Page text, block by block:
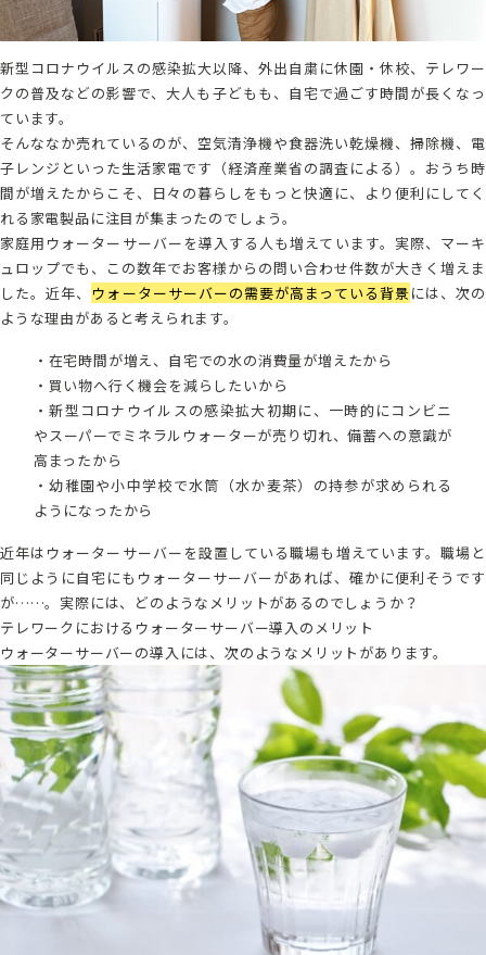
新型コロナウイルスの感染拡大以降、外出自粛に休園・休校、テレワー
クの普及などの影響で、大人も子どもも、自宅で過ごす時間が長くなっ
ています。
そんななか売れているのが、空気清浄機や食器洗い乾燥機、掃除機、電
子レンジといった生活家電です（経済産業省の調査による）。おうち時
間が増えたからこそ、日々の暮らしをもっと快適に、より便利にしてく
れる家電製品に注目が集まったのでしょう。
家庭用ウォーターサーバーを導入する人も増えています。実際、マーキ
ュロップでも、この数年でお客様からの問い合わせ件数が大きく増えま
した。近年、 ウォーターサーバーの需要が高まっている背景には、次の
ような理由があると考えられます。
・在宅時間が増え、自宅での水の消費量が増えたから
・買い物へ行く機会を減らしたいから
・新型コロナウイルスの感染拡大初期に、一時的にコンビニ
やスーパーでミネラルウォーターが売り切れ、備蓄への意識が
高まったから
・幼稚園や小中学校で水筒（水か麦茶）の持参が求められる
ようになったから
近年はウォーターサーバーを設置している職場も増えています。職場と
同じように自宅にもウォーターサーバーがあれば、確かに便利そうです
が……。実際には、どのようなメリットがあるのでしょうか？
テレワークにおけるウォーターサーバー導入のメリット
ウォーターサーバーの導入には、次のようなメリットがあります。